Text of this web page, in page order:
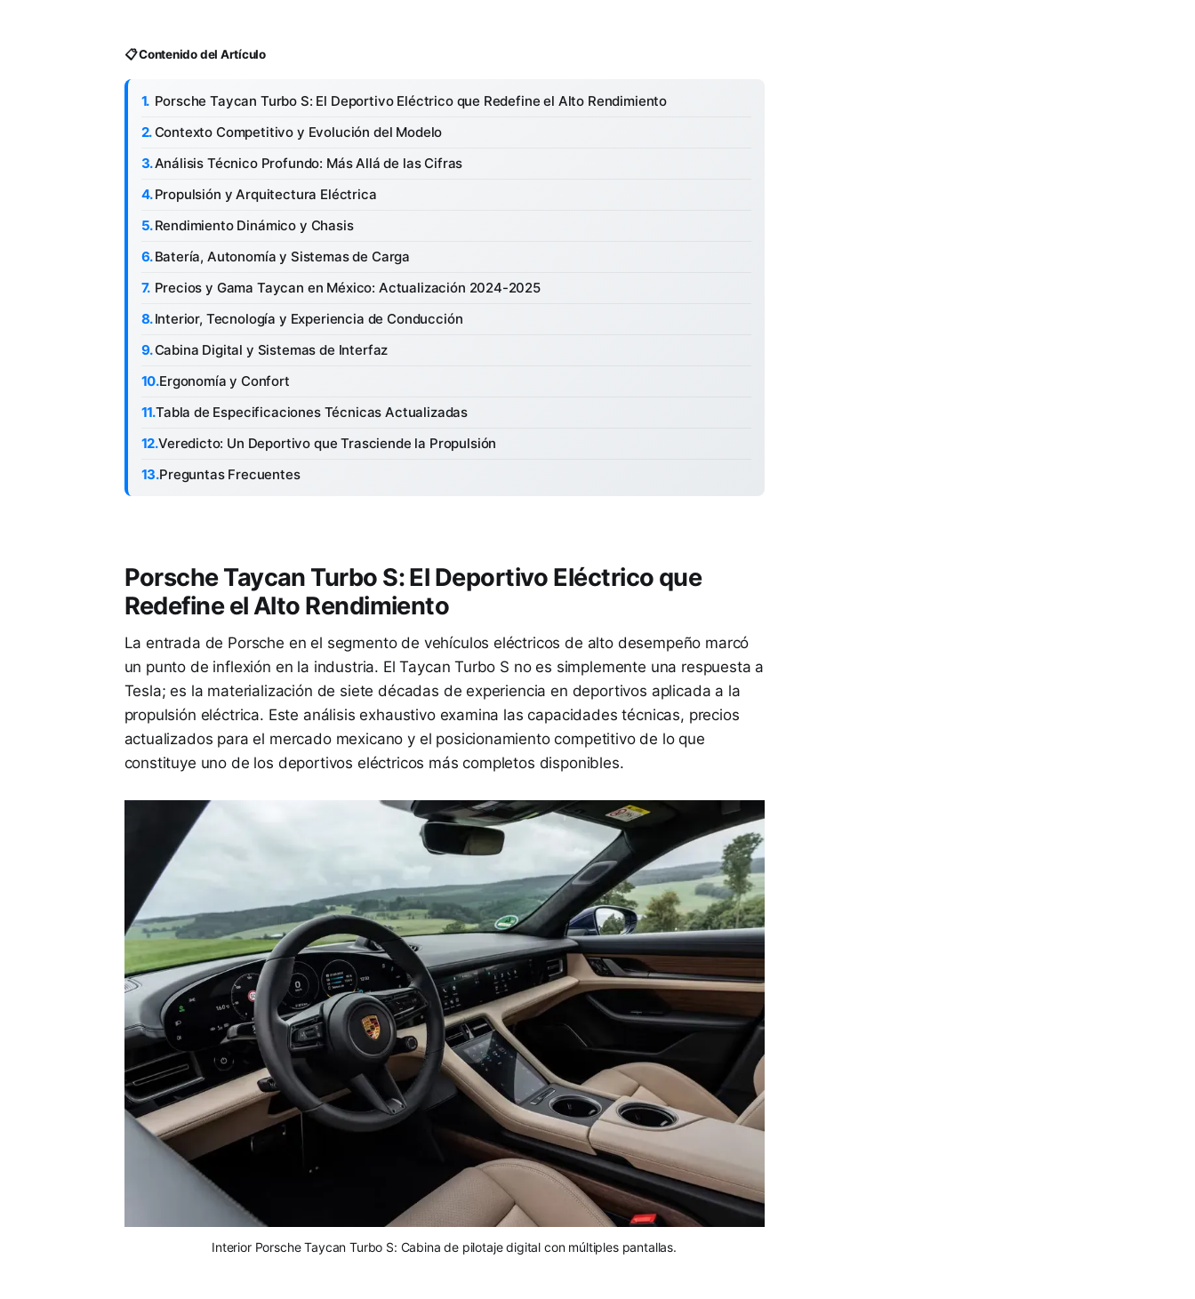
📋 Contenido del Artículo
Porsche Taycan Turbo S: El Deportivo Eléctrico que Redefine el Alto Rendimiento
Contexto Competitivo y Evolución del Modelo
Análisis Técnico Profundo: Más Allá de las Cifras
Propulsión y Arquitectura Eléctrica
Rendimiento Dinámico y Chasis
Batería, Autonomía y Sistemas de Carga
Precios y Gama Taycan en México: Actualización 2024-2025
Interior, Tecnología y Experiencia de Conducción
Cabina Digital y Sistemas de Interfaz
Ergonomía y Confort
Tabla de Especificaciones Técnicas Actualizadas
Veredicto: Un Deportivo que Trasciende la Propulsión
Preguntas Frecuentes
Porsche Taycan Turbo S: El Deportivo Eléctrico que
Redefine el Alto Rendimiento
La entrada de Porsche en el segmento de vehículos eléctricos de alto desempeño marcó
un punto de inflexión en la industria. El Taycan Turbo S no es simplemente una respuesta a
Tesla; es la materialización de siete décadas de experiencia en deportivos aplicada a la
propulsión eléctrica. Este análisis exhaustivo examina las capacidades técnicas, precios
actualizados para el mercado mexicano y el posicionamiento competitivo de lo que
constituye uno de los deportivos eléctricos más completos disponibles.
Interior Porsche Taycan Turbo S: Cabina de pilotaje digital con múltiples pantallas.